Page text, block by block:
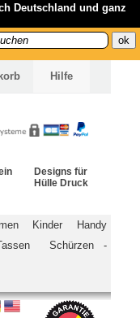
Deutschland und ganz
Hilfe
Designs für
Hülle Druck
Kinder
Handy
Schürzen -